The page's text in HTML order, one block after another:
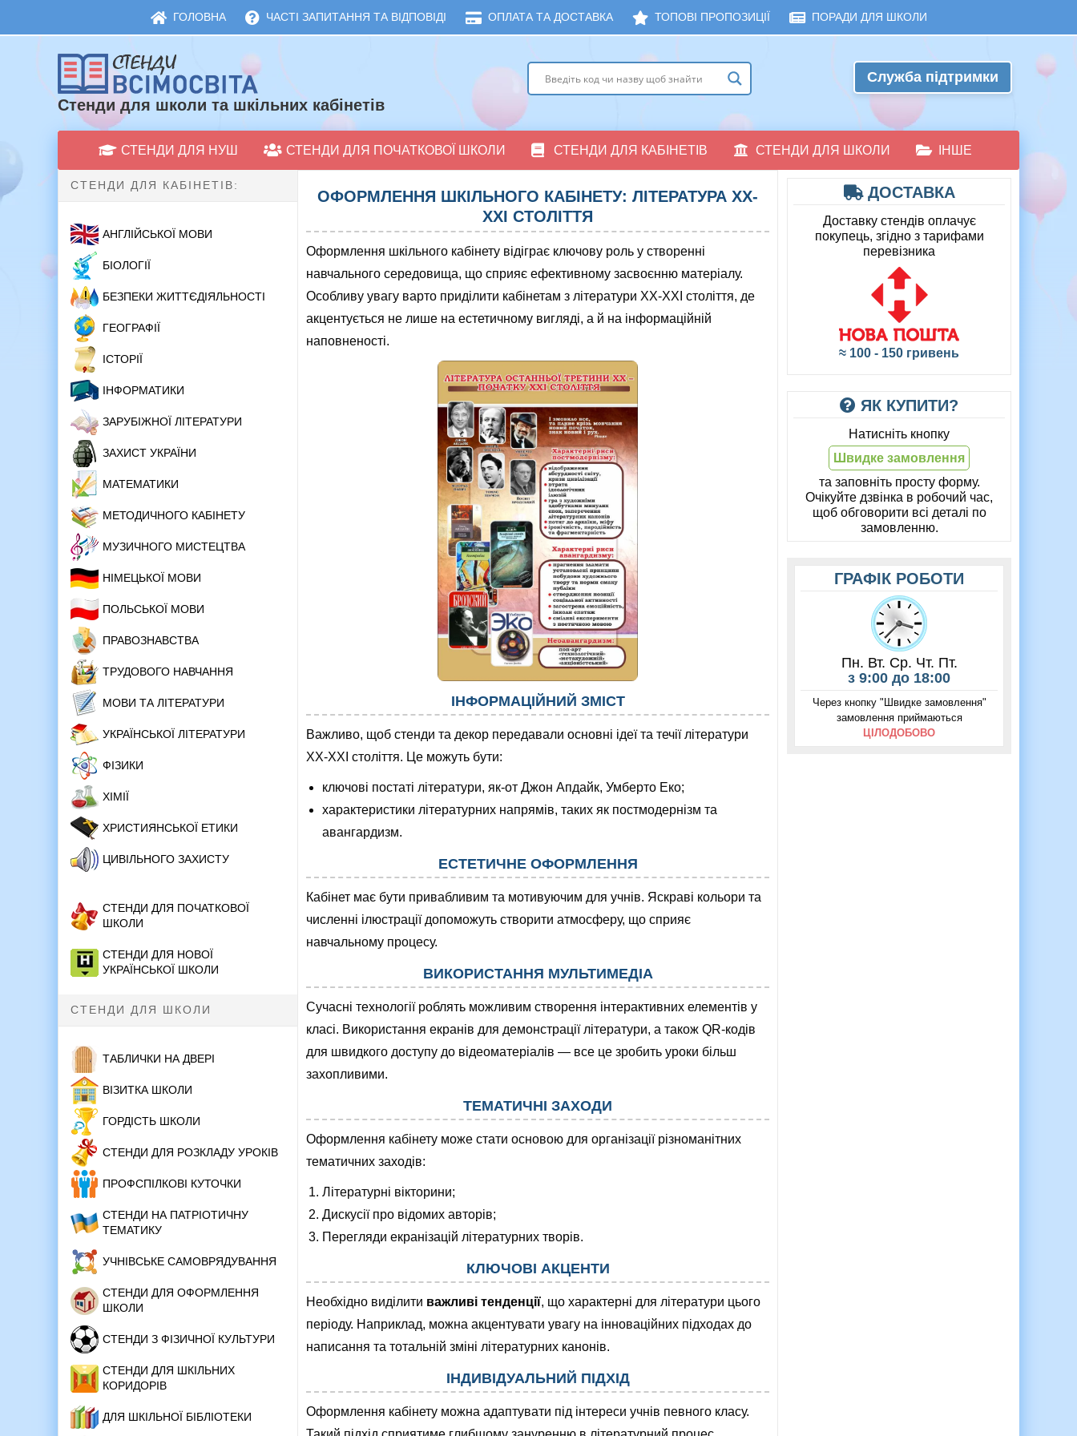
ГОЛОВНА ЧАСТІ ЗАПИТАННЯ ТА ВІДПОВІДІ ОПЛАТА ТА ДОСТАВКА ТОПОВІ ПРОПОЗИЦІЇ ПОРАДИ ДЛЯ ШКОЛИ
Стенди для школи та шкільних кабінетів
Служба підтримки
СТЕНДИ ДЛЯ НУШ СТЕНДИ ДЛЯ ПОЧАТКОВОЇ ШКОЛИ СТЕНДИ ДЛЯ КАБІНЕТІВ СТЕНДИ ДЛЯ ШКОЛИ ІНШЕ
СТЕНДИ ДЛЯ КАБІНЕТІВ:
АНГЛІЙСЬКОЇ МОВИ
БІОЛОГІЇ
БЕЗПЕКИ ЖИТТЄДІЯЛЬНОСТІ
ГЕОГРАФІЇ
ІСТОРІЇ
ІНФОРМАТИКИ
ЗАРУБІЖНОЇ ЛІТЕРАТУРИ
ЗАХИСТ УКРАЇНИ
МАТЕМАТИКИ
МЕТОДИЧНОГО КАБІНЕТУ
МУЗИЧНОГО МИСТЕЦТВА
НІМЕЦЬКОЇ МОВИ
ПОЛЬСЬКОЇ МОВИ
ПРАВОЗНАВСТВА
ТРУДОВОГО НАВЧАННЯ
МОВИ ТА ЛІТЕРАТУРИ
УКРАЇНСЬКОЇ ЛІТЕРАТУРИ
ФІЗИКИ
ХІМІЇ
ХРИСТИЯНСЬКОЇ ЕТИКИ
ЦИВІЛЬНОГО ЗАХИСТУ
СТЕНДИ ДЛЯ ПОЧАТКОВОЇ
ШКОЛИ
СТЕНДИ ДЛЯ НОВОЇ
УКРАЇНСЬКОЇ ШКОЛИ
СТЕНДИ ДЛЯ ШКОЛИ
ТАБЛИЧКИ НА ДВЕРІ
ВІЗИТКА ШКОЛИ
ГОРДІСТЬ ШКОЛИ
СТЕНДИ ДЛЯ РОЗКЛАДУ УРОКІВ
ПРОФСПІЛКОВІ КУТОЧКИ
СТЕНДИ НА ПАТРІОТИЧНУ
ТЕМАТИКУ
УЧНІВСЬКЕ САМОВРЯДУВАННЯ
СТЕНДИ ДЛЯ ОФОРМЛЕННЯ
ШКОЛИ
СТЕНДИ З ФІЗИЧНОЇ КУЛЬТУРИ
СТЕНДИ ДЛЯ ШКІЛЬНИХ
КОРИДОРІВ
ДЛЯ ШКІЛЬНОЇ БІБЛІОТЕКИ
ОФОРМЛЕННЯ ШКІЛЬНОГО КАБІНЕТУ: ЛІТЕРАТУРА ХХ-
ХХІ СТОЛІТТЯ
Оформлення шкільного кабінету відіграє ключову роль у створенні
навчального середовища, що сприяє ефективному засвоєнню матеріалу.
Особливу увагу варто приділити кабінетам з літератури ХХ-ХХІ століття, де
акцентується не лише на естетичному вигляді, а й на інформаційній
наповненості.
ІНФОРМАЦІЙНИЙ ЗМІСТ
Важливо, щоб стенди та декор передавали основні ідеї та течії літератури
ХХ-ХХІ століття. Це можуть бути:
ключові постаті літератури, як-от Джон Апдайк, Умберто Еко;
характеристики літературних напрямів, таких як постмодернізм та
авангардизм.
ЕСТЕТИЧНЕ ОФОРМЛЕННЯ
Кабінет має бути привабливим та мотивуючим для учнів. Яскраві кольори та
численні ілюстрації допоможуть створити атмосферу, що сприяє
навчальному процесу.
ВИКОРИСТАННЯ МУЛЬТИМЕДІА
Сучасні технології роблять можливим створення інтерактивних елементів у
класі. Використання екранів для демонстрації літератури, а також QR-кодів
для швидкого доступу до відеоматеріалів — все це зробить уроки більш
захопливими.
ТЕМАТИЧНІ ЗАХОДИ
Оформлення кабінету може стати основою для організації різноманітних
тематичних заходів:
Літературні вікторини;
Дискусії про відомих авторів;
Перегляди екранізацій літературних творів.
КЛЮЧОВІ АКЦЕНТИ
Необхідно виділити важливі тенденції, що характерні для літератури цього
періоду. Наприклад, можна акцентувати увагу на інноваційних підходах до
написання та тотальній зміні літературних канонів.
ІНДИВІДУАЛЬНИЙ ПІДХІД
Оформлення кабінету можна адаптувати під інтереси учнів певного класу.
ДОСТАВКА
Доставку стендів оплачує
покупець, згідно з тарифами
перевізника
≈ 100 - 150 гривень
ЯК КУПИТИ?
Натисніть кнопку
Швидке замовлення
та заповніть просту форму.
Очікуйте дзвінка в робочий час,
щоб обговорити всі деталі по
замовленню.
ГРАФІК РОБОТИ
Пн. Вт. Ср. Чт. Пт.
з 9:00 до 18:00
Через кнопку "Швидке замовлення"
замовлення приймаються
ЦІЛОДОБОВО